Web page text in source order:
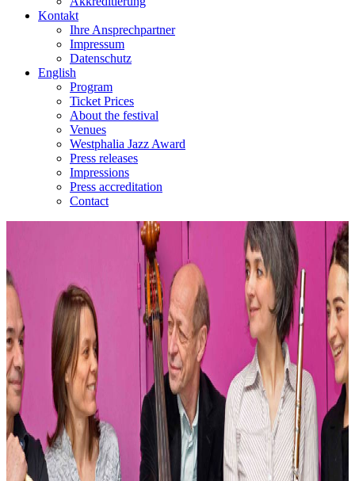
Kontakt
Ihre Ansprechpartner
Impressum
Datenschutz
English
Program
Ticket Prices
About the festival
Venues
Westphalia Jazz Award
Press releases
Impressions
Press accreditation
Contact